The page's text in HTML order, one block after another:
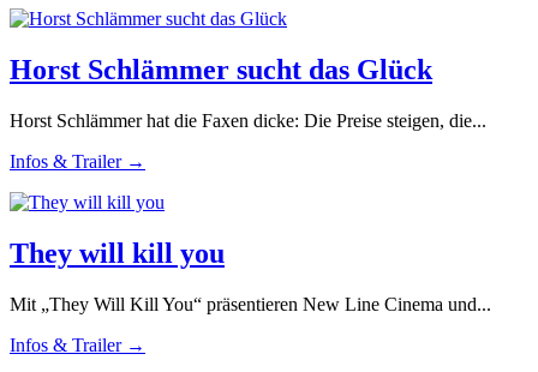
Horst Schlämmer sucht das Glück
Horst Schlämmer hat die Faxen dicke: Die Preise steigen, die...
Infos & Trailer →
They will kill you
Mit „They Will Kill You“ präsentieren New Line Cinema und...
Infos & Trailer →